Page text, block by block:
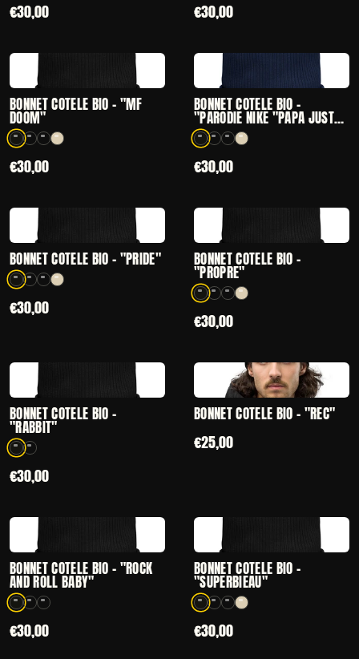
€30,00 €30,00
— BONNET CÔTELÉ BIO - "MF DOOM"
BONNET CÔTELÉ BIO - "MF
DOOM"
4 coloris disponibles
€30,00
— BONNET
BONNET CÔTELÉ BIO -
"PARODIE NIKE "PAPA JUST
DO IT"
4 coloris disponibles
€30,00
— BONNET CÔTELÉ BIO - "PRIDE"
BONNET CÔTELÉ BIO - "PRIDE"
4 coloris disponibles
€30,00
— BONNET
BONNET CÔTELÉ BIO -
"PROPRE"
4 coloris disponibles
€30,00
— BONNET CÔTELÉ BIO - "RABBIT"
BONNET CÔTELÉ BIO -
"RABBIT"
2 coloris disponibles
€30,00
AJOUT RAPIDE
— BONNET
BONNET CÔTELÉ BIO - "REC"
€25,00
— BONNET CÔTELÉ BIO - "ROCK AND ROLL BABY"
BONNET CÔTELÉ BIO - "ROCK
AND ROLL BABY"
3 coloris disponibles
€30,00
— BONNET
BONNET CÔTELÉ BIO -
"SUPERBIEAU"
4 coloris disponibles
€30,00